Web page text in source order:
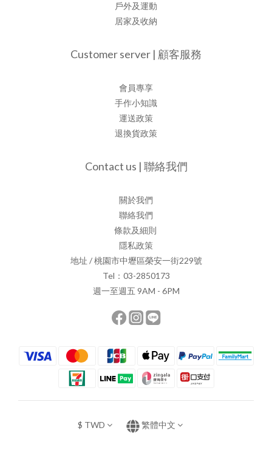
戶外及運動
居家及收納
Customer server | 顧客服務
會員專享
手作小知識
運送政策
退換貨政策
Contact us | 聯絡我們
關於我們
聯絡我們
條款及細則
隱私政策
地址 / 桃園市中壢區榮安一街229號
Tel：03-2850173
週一至週五 9AM - 6PM
$ TWD 繁體中文